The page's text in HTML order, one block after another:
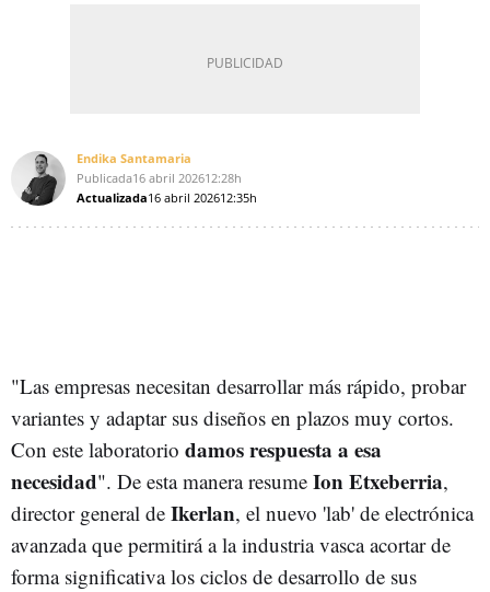
Endika Santamaria
Publicada16 abril 202612:28h
Actualizada16 abril 202612:35h
"Las empresas necesitan desarrollar más rápido, probar
variantes y adaptar sus diseños en plazos muy cortos.
Con este laboratorio damos respuesta a esa
necesidad". De esta manera resume Ion Etxeberria,
director general de Ikerlan, el nuevo 'lab' de electrónica
avanzada que permitirá a la industria vasca acortar de
forma significativa los ciclos de desarrollo de sus